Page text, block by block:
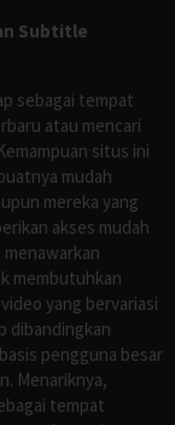
Subtitle
sebagai tempat
atau mencari
situs ini
mudah
mereka yang
akses mudah
membutuhkan
yang bervariasi
dibandingkan
pengguna besar
Menariknya,
tempat